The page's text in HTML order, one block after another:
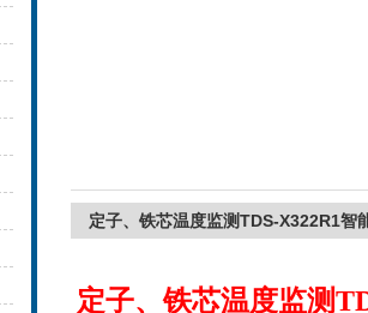
定子、铁芯温度监测TDS-X322R1智
定子、铁芯温度监测